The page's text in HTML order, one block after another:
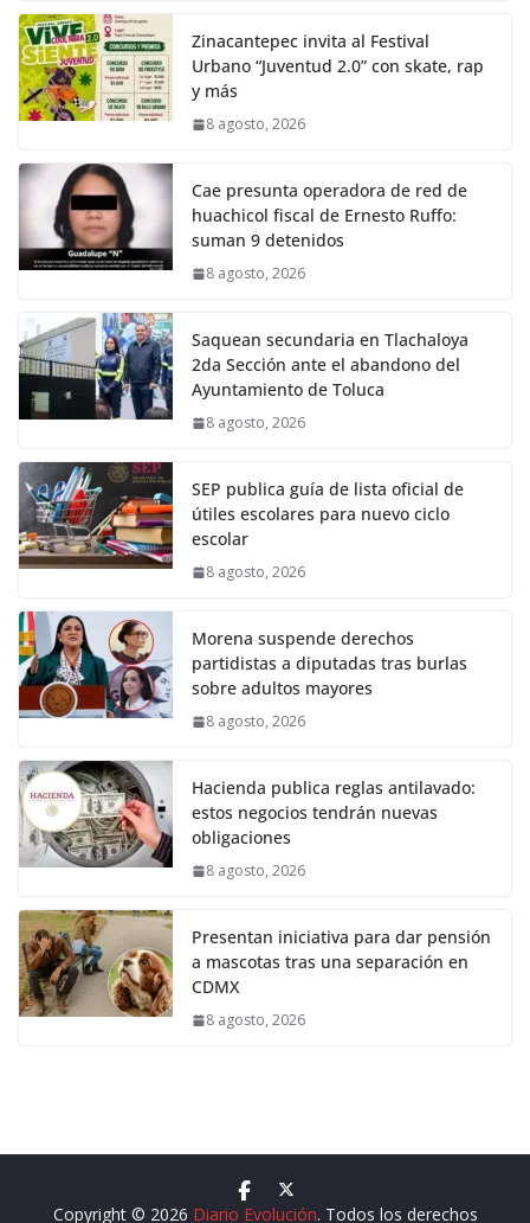
Zinacantepec invita al Festival
Urbano “Juventud 2.0” con skate, rap
y más
8 agosto, 2026
Cae presunta operadora de red de
huachicol fiscal de Ernesto Ruffo:
suman 9 detenidos
8 agosto, 2026
Saquean secundaria en Tlachaloya
2da Sección ante el abandono del
Ayuntamiento de Toluca
8 agosto, 2026
SEP publica guía de lista oficial de
útiles escolares para nuevo ciclo
escolar
8 agosto, 2026
Morena suspende derechos
partidistas a diputadas tras burlas
sobre adultos mayores
8 agosto, 2026
Hacienda publica reglas antilavado:
estos negocios tendrán nuevas
obligaciones
8 agosto, 2026
Presentan iniciativa para dar pensión
a mascotas tras una separación en
CDMX
8 agosto, 2026
Copyright © 2026 Diario Evolución. Todos los derechos